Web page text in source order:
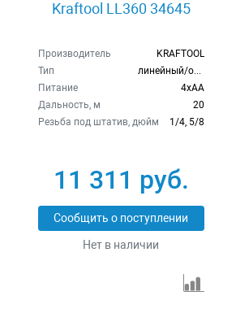
Kraftool LL360 34645
Производитель
KRAFTOOL
Тип
линейный/отвес
Питание
4xAA
Дальность, м
20
Резьба под штатив, дюйм
1/4, 5/8
11 311 руб.
Сообщить о поступлении
Нет в наличии